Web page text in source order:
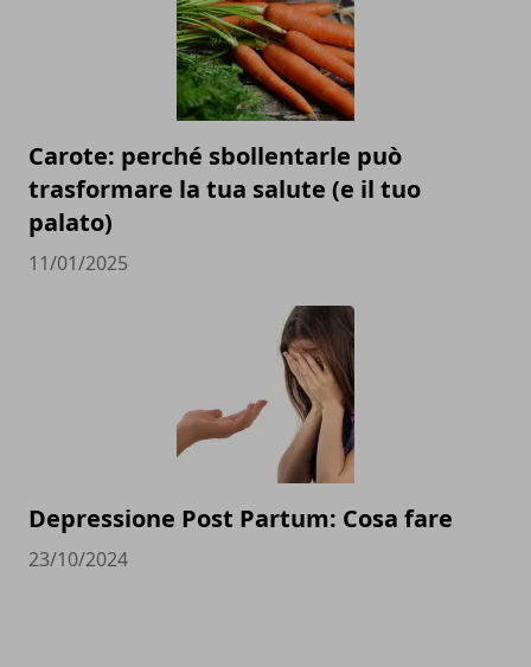
Carote: perché sbollentarle può
trasformare la tua salute (e il tuo
palato)
11/01/2025
Depressione Post Partum: Cosa fare
23/10/2024